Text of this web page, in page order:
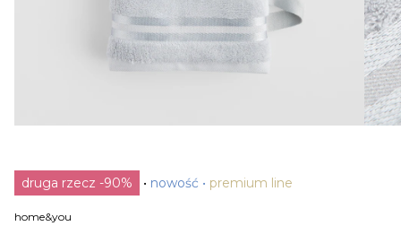
druga rzecz -90% nowość premium line
home&you